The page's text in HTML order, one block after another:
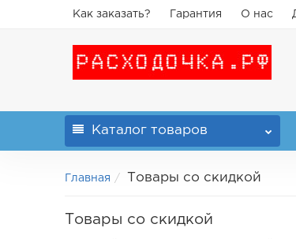
Как заказать? Гарантия О нас
Каталог товаров
Главная Товары со скидкой
Товары со скидкой